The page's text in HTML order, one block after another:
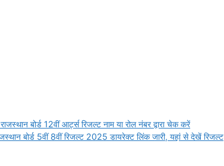
बोर्ड 12वीं आर्ट्स रिजल्ट नाम या रोल नंबर द्वारा चेक करें
बोर्ड 5वीं 8वीं रिजल्ट 2025 डायरेक्ट लिंक जारी, यहां से देखें रिजल्ट